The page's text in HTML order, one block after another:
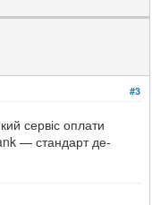
#3
сервіс оплати
— стандарт де-